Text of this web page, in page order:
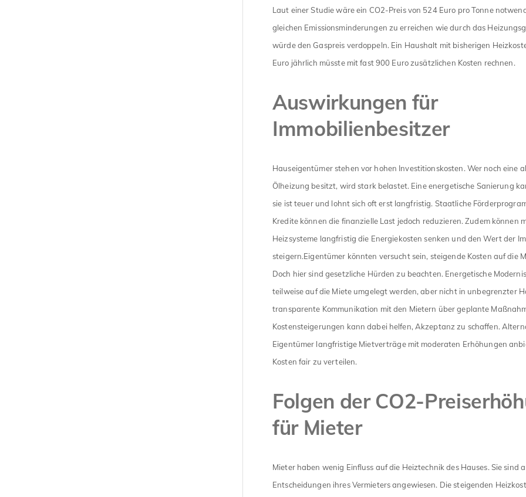
Laut einer Studie wäre ein CO2-Preis von 524 Euro pro Tonne
gleichen Emissionsminderungen zu erreichen wie durch das
würde den Gaspreis verdoppeln. Ein Haushalt mit bisherigen
Euro jährlich müsste mit fast 900 Euro zusätzlichen Kosten rechnen.
Auswirkungen für
Immobilienbesitzer
Hauseigentümer stehen vor hohen Investitionskosten. Wer noch eine
Ölheizung besitzt, wird stark belastet. Eine energetische Sanierung
sie ist teuer und lohnt sich oft erst langfristig. Staatliche
Kredite können die finanzielle Last jedoch reduzieren. Zudem können
Heizsysteme langfristig die Energiekosten senken und den Wert der
steigern.Eigentümer könnten versucht sein, steigende Kosten auf die
Doch hier sind gesetzliche Hürden zu beachten. Energetische
teilweise auf die Miete umgelegt werden, aber nicht in unbegrenzter
transparente Kommunikation mit den Mietern über geplante
Kostensteigerungen kann dabei helfen, Akzeptanz zu schaffen.
Eigentümer langfristige Mietverträge mit moderaten Erhöhungen
Kosten fair zu verteilen.
Folgen der CO2-
für Mieter
Mieter haben wenig Einfluss auf die Heiztechnik des Hauses. Sie sind
Entscheidungen ihres Vermieters angewiesen. Die steigenden